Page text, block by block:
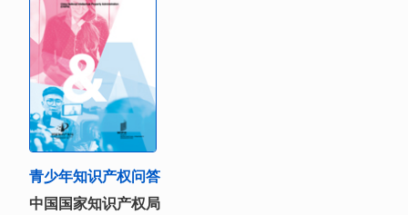
青少年知识产权问答
中国国家知识产权局